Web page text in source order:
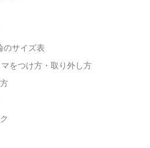
のサイズ表
をつけ方・取り外し方